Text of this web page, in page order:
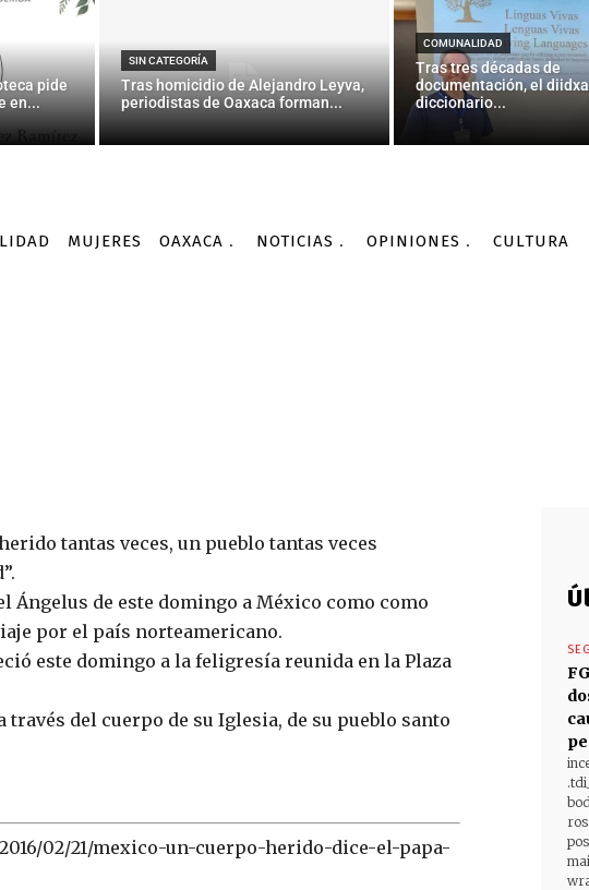
pide
en...
SIN CATEGORÍA
Tras homicidio de Alejandro Leyva,
periodistas de Oaxaca forman...
COMUNALIDAD
Tras tres décadas de
documentación, el
diccionario...
MUJERES OAXACA NOTICIAS OPINIONES CULTURA
— La Jornada
AGENCIA INFORMATIVA CONACYT - 21/02/2016
tantas veces, un pueblo tantas veces
Ángelus de este domingo a México como como
por el país norteamericano.
este domingo a la feligresía reunida en la Plaza
del cuerpo de su Iglesia, de su pueblo santo
02/21/mexico-un-cuerpo-herido-dice-el-papa-